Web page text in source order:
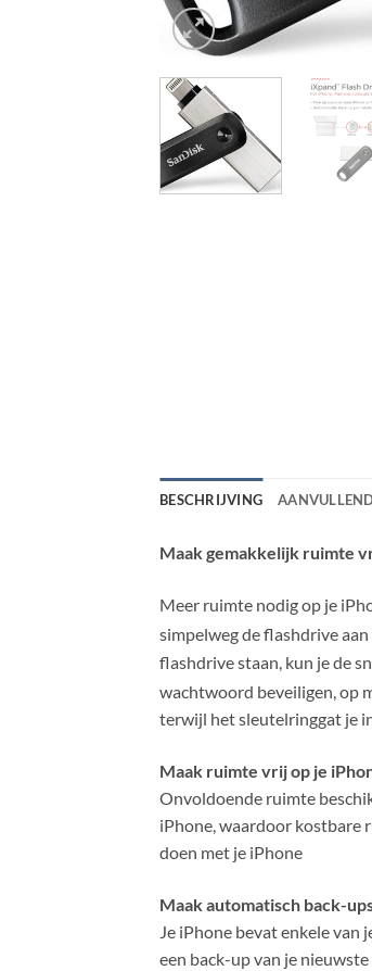
BESCHRIJVING
Maak gemakkelijk ruimte
Meer ruimte nodig op je
simpelweg de flashdrive
flashdrive staan, kun je de
wachtwoord beveiligen, op
terwijl het sleutelringgat je
Maak ruimte vrij op je
Onvoldoende ruimte
iPhone, waardoor kostbare
doen met je iPhone
Maak automatisch back-
Je iPhone bevat enkele
een back-up van je